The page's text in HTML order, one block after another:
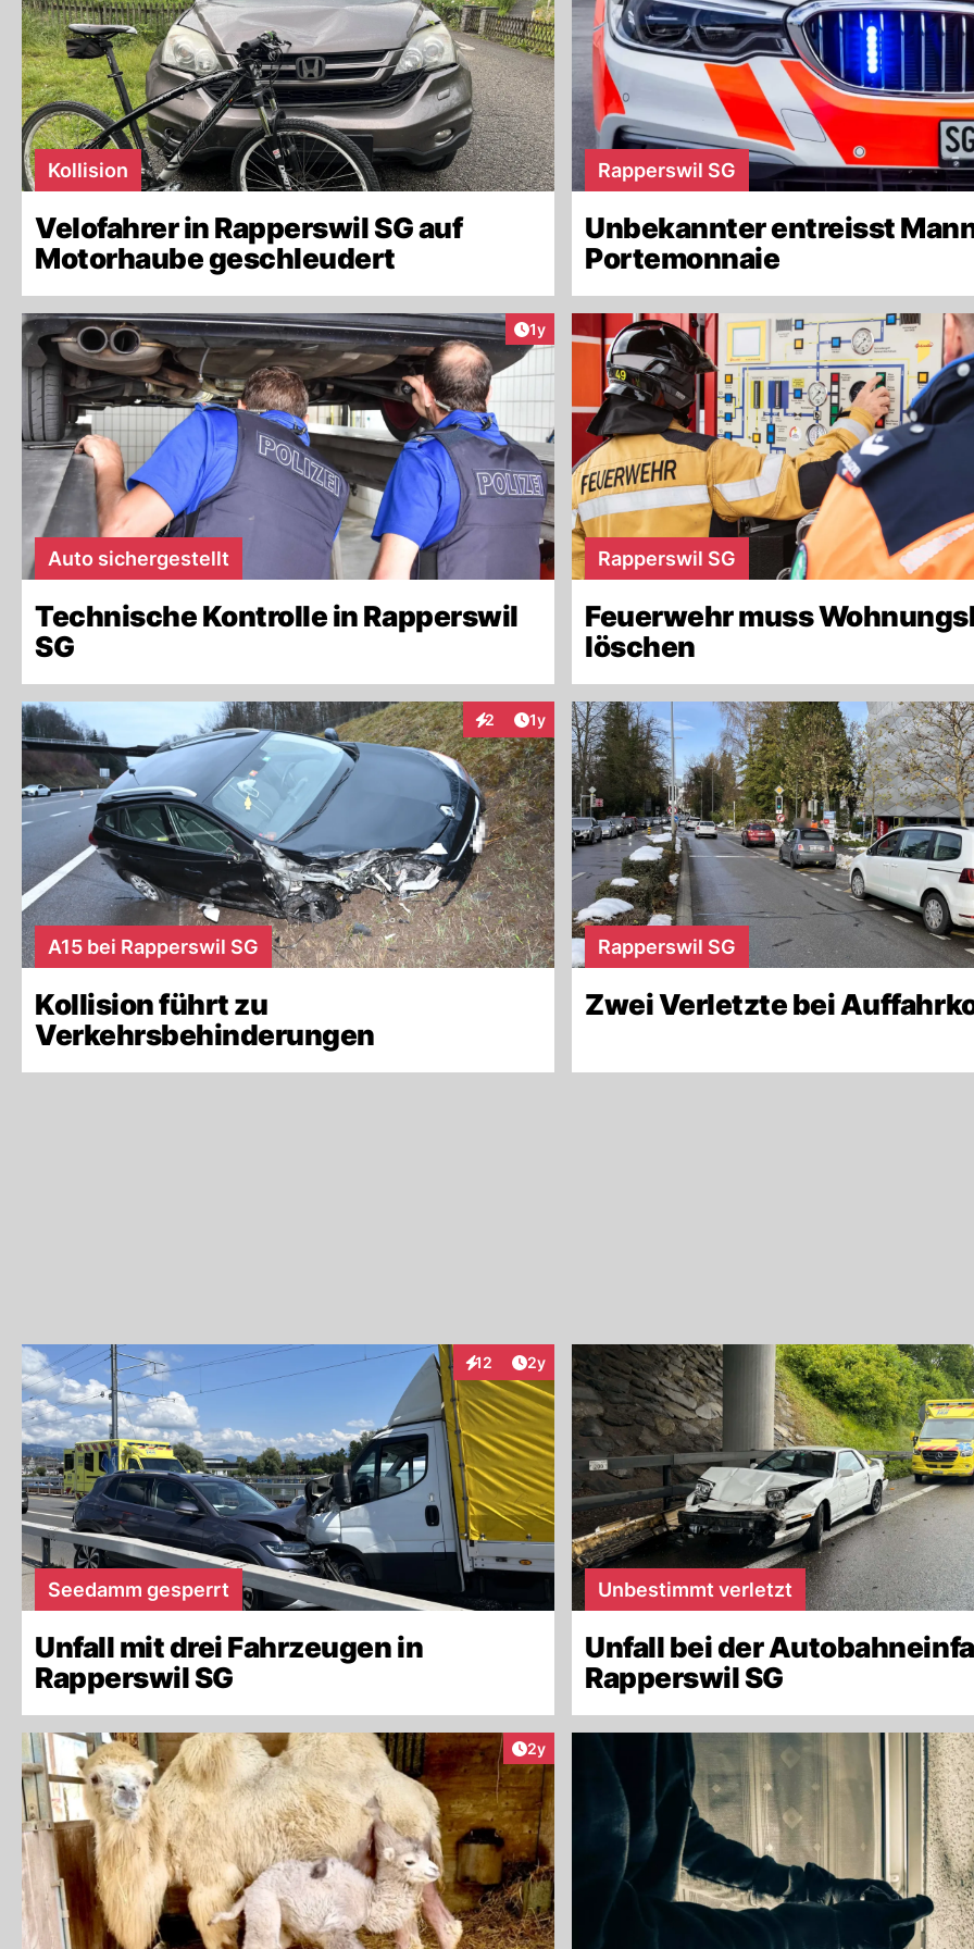
Kollision
Velofahrer in Rapperswil SG auf
Motorhaube geschleudert
Rapperswil SG
Unbekannter entreisst
Portemonnaie
Artikel veröffentlicht:
1y
Auto sichergestellt
Technische Kontrolle in Rapperswil
SG
Rapperswil SG
Feuerwehr muss
löschen
2
InteraktionenArtikel veröffentlicht:
1y
A15 bei Rapperswil SG
Kollision führt zu
Verkehrsbehinderungen
Rapperswil SG
Zwei Verletzte bei
12
InteraktionenArtikel veröffentlicht:
2y
Seedamm gesperrt
Unfall mit drei Fahrzeugen in
Rapperswil SG
Unbestimmt verletzt
Unfall bei der
Rapperswil SG
Artikel veröffentlicht:
2y